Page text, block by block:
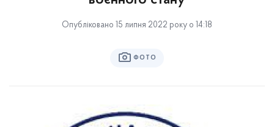
Опубліковано 15 липня 2022 року о 14:18
ФОТО